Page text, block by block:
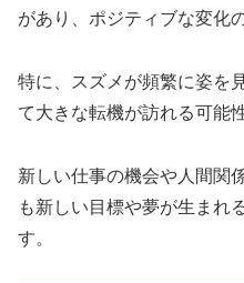
があり、ポジティブな変化
特に、スズメが頻繁に姿を
て大きな転機が訪れる可能
新しい仕事の機会や人間関
も新しい目標や夢が生まれ
す。